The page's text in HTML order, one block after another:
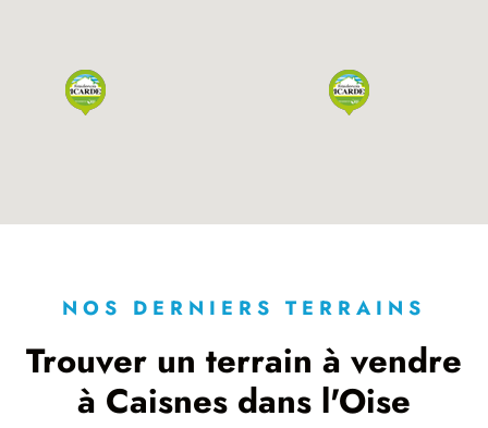
NOS DERNIERS TERRAINS
Trouver un terrain à vendre
à Caisnes dans l'Oise